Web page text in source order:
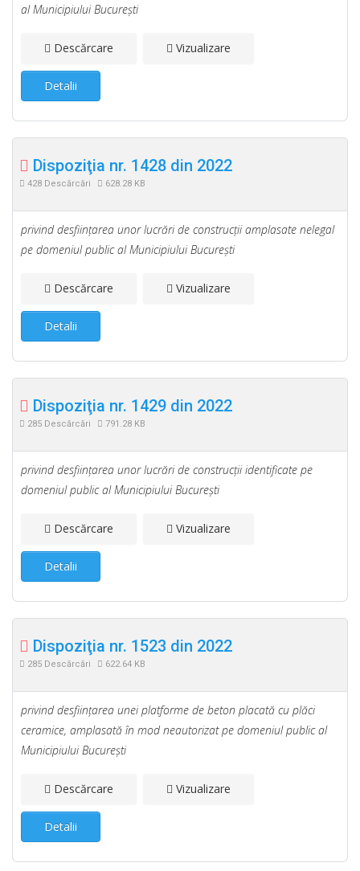
al Municipiului Bucureşti
Descărcare Vizualizare
Detalii
Dispoziţia nr. 1428 din 2022
428 Descărcări 628.28 KB
privind desfiinţarea unor lucrări de construcţii amplasate nelegal
pe domeniul public al Municipiului Bucureşti
Descărcare Vizualizare
Detalii
Dispoziţia nr. 1429 din 2022
285 Descărcări 791.28 KB
privind desfiinţarea unor lucrări de construcţii identificate pe
domeniul public al Municipiului Bucureşti
Descărcare Vizualizare
Detalii
Dispoziţia nr. 1523 din 2022
285 Descărcări 622.64 KB
privind desfiinţarea unei platforme de beton placată cu plăci
ceramice, amplasată în mod neautorizat pe domeniul public al
Municipiului Bucureşti
Descărcare Vizualizare
Detalii